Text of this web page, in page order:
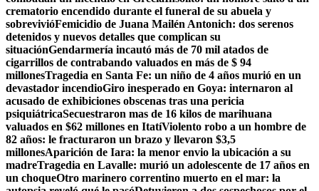
crematorio encendido durante el funeral de su abuela y
sobrevivióFemicidio de Juana Mailén Antonich: dos serenos
detenidos y nuevos detalles que complican su
situaciónGendarmería incautó más de 70 mil atados de
cigarrillos de contrabando valuados en más de $ 94
millonesTragedia en Santa Fe: un niño de 4 años murió en un
devastador incendioGiro inesperado en Goya: internaron al
acusado de exhibiciones obscenas tras una pericia
psiquiátricaSecuestraron mas de 16 kilos de marihuana
valuados en $62 millones en ItatíViolento robo a un hombre de
82 años: le fracturaron un brazo y llevaron $3,5
millonesAparición de Iara: la menor envio la ubicación a su
madreTragedia en Lavalle: murió un adolescente de 17 años en
un choqueOtro marinero correntino muerto en el mar: la